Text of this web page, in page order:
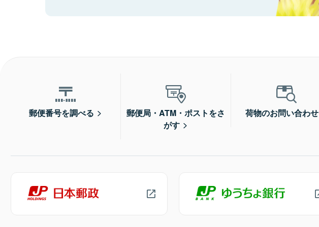
郵便番号を調べる
郵便局・ATM・ポストをさ
がす
荷物のお問い合わせ